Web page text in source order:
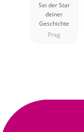
Sei der Star
deiner
Geschichte
Prag